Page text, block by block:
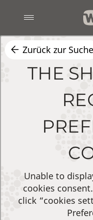
Zurück zur Suche
THE
Unable to
cookies
click “cookies